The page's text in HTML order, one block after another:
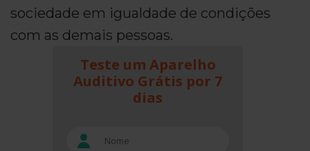
sociedade em igualdade de condições
com as demais pessoas.
Teste um Aparelho
Auditivo Grátis por 7
dias